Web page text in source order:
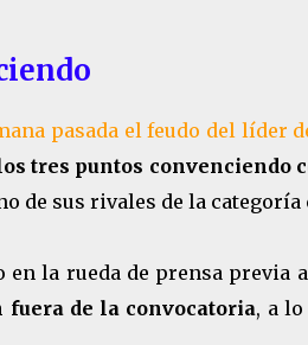
pasada el feudo del líder
tres puntos convenciendo
de sus rivales de la categoría
en la rueda de prensa previa
fuera de la convocatoria, a